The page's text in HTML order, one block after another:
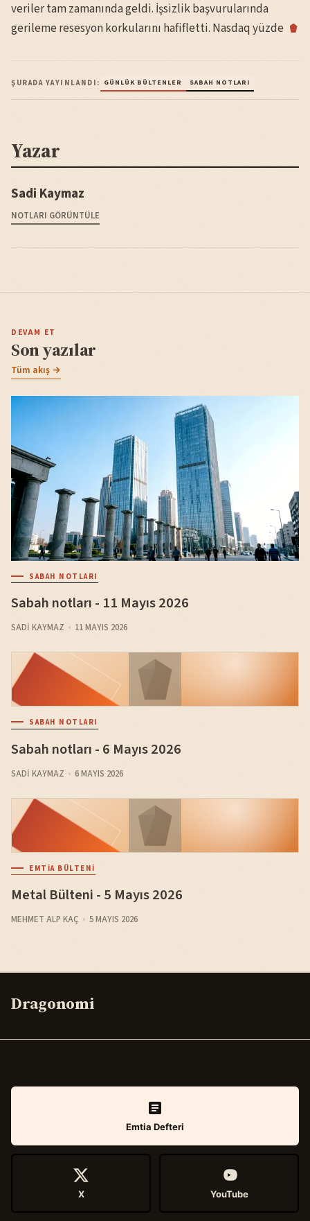
veriler tam zamanında geldi. İşsizlik başvurularında
gerileme resesyon korkularını hafifletti. Nasdaq yüzde
ŞURADA YAYINLANDI: GÜNLÜK BÜLTENLER SABAH NOTLARI
Yazar
Sadi Kaymaz
NOTLARI GÖRÜNTÜLE
DEVAM ET
Son yazılar
Tüm akış →
SABAH NOTLARI
Sabah notları - 11 Mayıs 2026
SADI KAYMAZ 11 MAYIS 2026
SABAH NOTLARI
Sabah notları - 6 Mayıs 2026
SADI KAYMAZ 6 MAYIS 2026
EMTIA BÜLTENI
Metal Bülteni - 5 Mayıs 2026
MEHMET ALP KAÇ 5 MAYIS 2026
Dragonomi
Emtia Defteri
X YouTube